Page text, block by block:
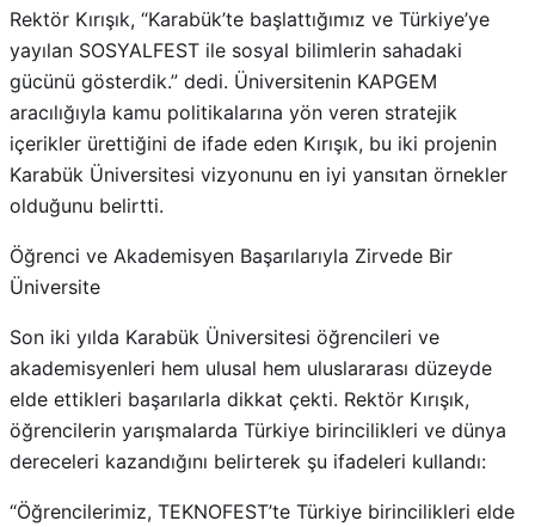
Rektör Kırışık, “Karabük’te başlattığımız ve Türkiye’ye
yayılan SOSYALFEST ile sosyal bilimlerin sahadaki
gücünü gösterdik.” dedi. Üniversitenin KAPGEM
aracılığıyla kamu politikalarına yön veren stratejik
içerikler ürettiğini de ifade eden Kırışık, bu iki projenin
Karabük Üniversitesi vizyonunu en iyi yansıtan örnekler
olduğunu belirtti.
Öğrenci ve Akademisyen Başarılarıyla Zirvede Bir
Üniversite
Son iki yılda Karabük Üniversitesi öğrencileri ve
akademisyenleri hem ulusal hem uluslararası düzeyde
elde ettikleri başarılarla dikkat çekti. Rektör Kırışık,
öğrencilerin yarışmalarda Türkiye birincilikleri ve dünya
dereceleri kazandığını belirterek şu ifadeleri kullandı:
“Öğrencilerimiz, TEKNOFEST’te Türkiye birincilikleri elde